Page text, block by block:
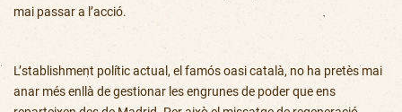
mai passar a l’acció.
L’stablishment polític actual, el famós oasi català, no ha pretès mai
anar més enllà de gestionar les engrunes de poder que ens